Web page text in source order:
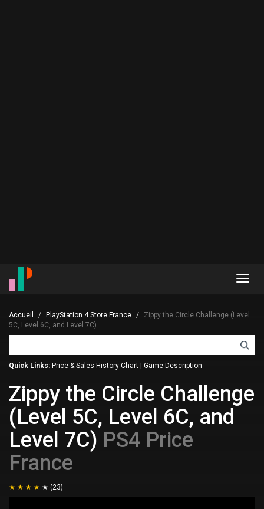
Accueil PlayStation 4 Store France
Zippy the Circle Challenge (Level
5C, Level 6C, and Level 7C)
Quick Links: Price & Sales History Chart Game Description
Zippy the Circle Challenge
(Level 5C, Level 6C, and
Level 7C) PS4 Price
France
(23)